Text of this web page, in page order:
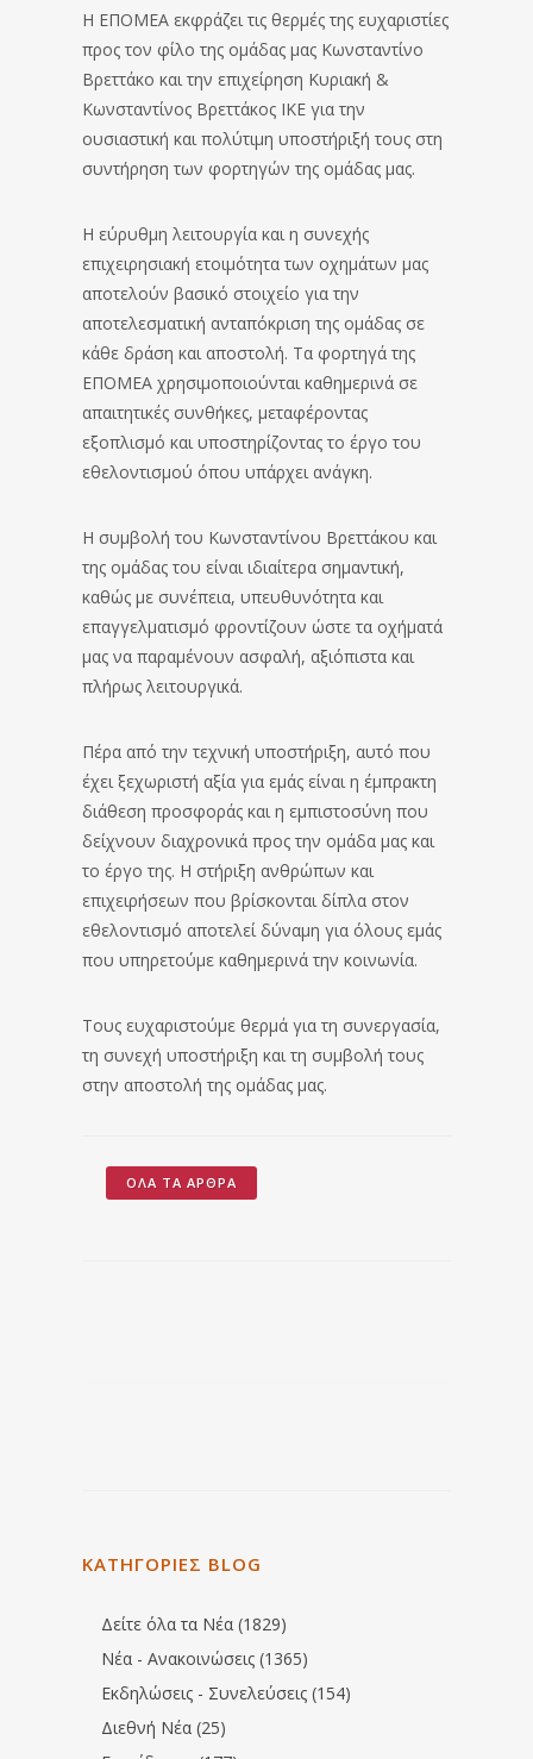
Η ΕΠΟΜΕΑ εκφράζει τις θερμές της ευχαριστίες
προς τον φίλο της ομάδας μας Κωνσταντίνο
Βρεττάκο και την επιχείρηση Κυριακή &
Κωνσταντίνος Βρεττάκος ΙΚΕ για την
ουσιαστική και πολύτιμη υποστήριξή τους στη
συντήρηση των φορτηγών της ομάδας μας.
Η εύρυθμη λειτουργία και η συνεχής
επιχειρησιακή ετοιμότητα των οχημάτων μας
αποτελούν βασικό στοιχείο για την
αποτελεσματική ανταπόκριση της ομάδας σε
κάθε δράση και αποστολή. Τα φορτηγά της
ΕΠΟΜΕΑ χρησιμοποιούνται καθημερινά σε
απαιτητικές συνθήκες, μεταφέροντας
εξοπλισμό και υποστηρίζοντας το έργο του
εθελοντισμού όπου υπάρχει ανάγκη.
Η συμβολή του Κωνσταντίνου Βρεττάκου και
της ομάδας του είναι ιδιαίτερα σημαντική,
καθώς με συνέπεια, υπευθυνότητα και
επαγγελματισμό φροντίζουν ώστε τα οχήματά
μας να παραμένουν ασφαλή, αξιόπιστα και
πλήρως λειτουργικά.
Πέρα από την τεχνική υποστήριξη, αυτό που
έχει ξεχωριστή αξία για εμάς είναι η έμπρακτη
διάθεση προσφοράς και η εμπιστοσύνη που
δείχνουν διαχρονικά προς την ομάδα μας και
το έργο της. Η στήριξη ανθρώπων και
επιχειρήσεων που βρίσκονται δίπλα στον
εθελοντισμό αποτελεί δύναμη για όλους εμάς
που υπηρετούμε καθημερινά την κοινωνία.
Τους ευχαριστούμε θερμά για τη συνεργασία,
τη συνεχή υποστήριξη και τη συμβολή τους
στην αποστολή της ομάδας μας.
ΌΛΑ ΤΑ ΆΡΘΡΑ
ΚΑΤΗΓΟΡΙΕΣ BLOG
Δείτε όλα τα Νέα (1829)
Νέα - Ανακοινώσεις (1365)
Εκδηλώσεις - Συνελεύσεις (154)
Διεθνή Νέα (25)